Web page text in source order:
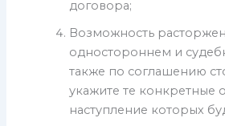
договора;
Возможность
одностороннем и
также по соглашению
укажите те конкретные
наступление которых